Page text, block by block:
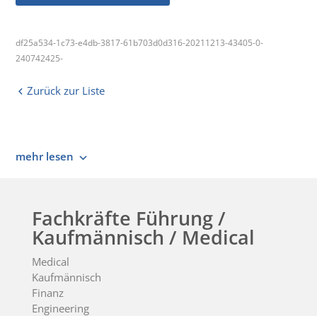
df25a534-1c73-e4db-3817-61b703d0d316-20211213-43405-0-
240742425-
Zurück zur Liste
mehr lesen
Fachkräfte Führung /
Kaufmännisch / Medical
Medical
Kaufmännisch
Finanz
Engineering